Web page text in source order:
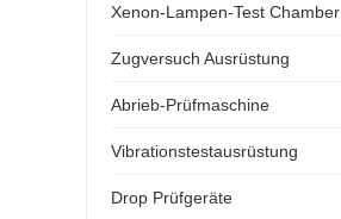
Xenon-Lampen-Test Chamber
Zugversuch Ausrüstung
Abrieb-Prüfmaschine
Vibrationstestausrüstung
Drop Prüfgeräte